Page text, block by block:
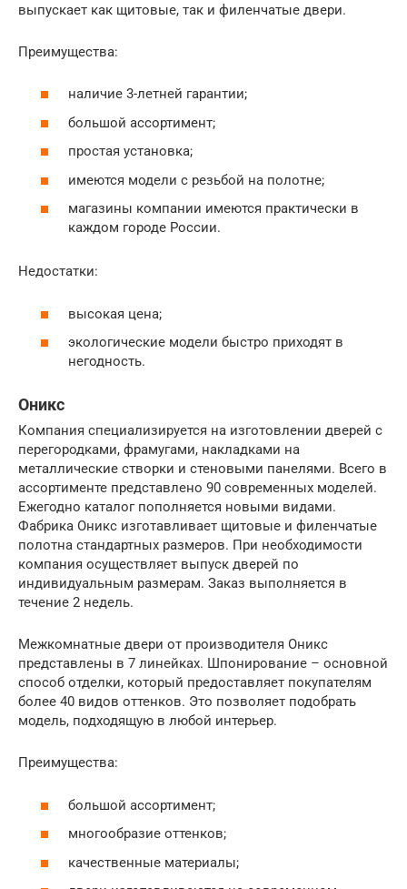
выпускает как щитовые, так и филенчатые двери.
Преимущества:
наличие 3-летней гарантии;
большой ассортимент;
простая установка;
имеются модели с резьбой на полотне;
магазины компании имеются практически в
каждом городе России.
Недостатки:
высокая цена;
экологические модели быстро приходят в
негодность.
Оникс
Компания специализируется на изготовлении дверей с
перегородками, фрамугами, накладками на
металлические створки и стеновыми панелями. Всего в
ассортименте представлено 90 современных моделей.
Ежегодно каталог пополняется новыми видами.
Фабрика Оникс изготавливает щитовые и филенчатые
полотна стандартных размеров. При необходимости
компания осуществляет выпуск дверей по
индивидуальным размерам. Заказ выполняется в
течение 2 недель.
Межкомнатные двери от производителя Оникс
представлены в 7 линейках. Шпонирование – основной
способ отделки, который предоставляет покупателям
более 40 видов оттенков. Это позволяет подобрать
модель, подходящую в любой интерьер.
Преимущества:
большой ассортимент;
многообразие оттенков;
качественные материалы;